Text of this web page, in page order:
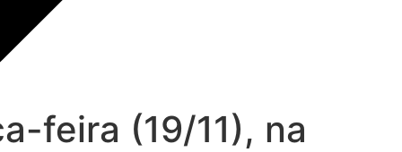
feira (19/11), na